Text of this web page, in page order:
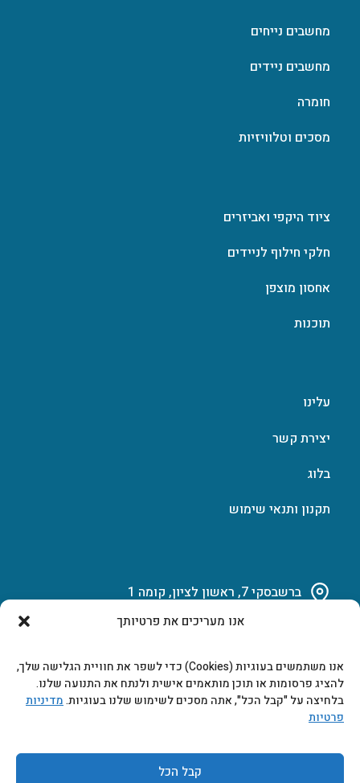
אנו מעריכים את פרטיותך
אנו משתמשים בעוגיות (Cookies) כדי לשפר את חוויית הגלישה שלך,
להציג פרסומות או תוכן מותאמים אישית ולנתח את התנועה שלנו.
בלחיצה על "קבל הכל", אתה מסכים לשימוש שלנו בעוגיות.מדיניות
פרטיות
קבל הכל
מחשבים נייחים
מחשבים ניידים
חומרה
מסכים וטלוויזיות
ציוד היקפי ואביזרים
חלקי חילוף לניידים
אחסון מוצפן
תוכנות
עלינו
יצירת קשר
בלוג
תקנון ותנאי שימוש
ברשבסקי 7, ראשון לציון, קומה 1
marketing@b-tech.co.il